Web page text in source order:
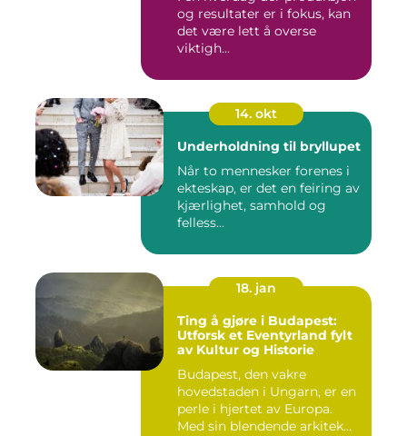
og resultater er i fokus, kan
det være lett å overse
viktigh...
14. okt
Underholdning til bryllupet
Når to mennesker forenes i
ekteskap, er det en feiring av
kjærlighet, samhold og
felless...
18. jan
Ting å gjøre i Budapest:
Utforsk et Eventyrland fylt
av Kultur og Historie
Budapest, den vakre
hovedstaden i Ungarn, er en
perle i hjertet av Europa.
Med sin blendende arkitek...